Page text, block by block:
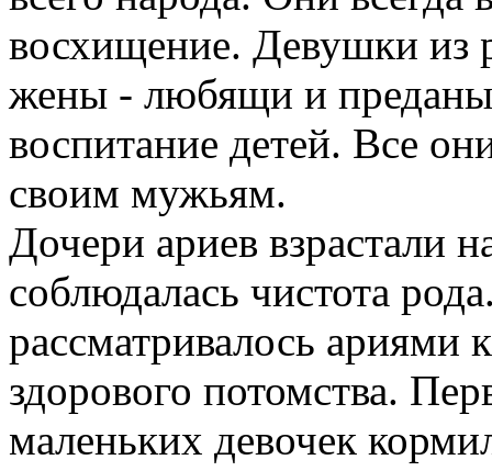
восхищение. Девушки из
жены - любящи и
воспитание детей. Все
своим мужьям.
Дочери ариев взрастали
соблюдалась чистота
рассматривалось ариями
здорового потомства.
маленьких девочек